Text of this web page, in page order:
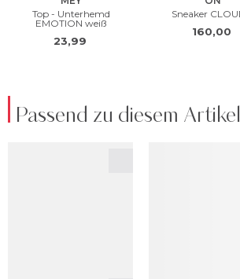
Passend zu diesem Artikel